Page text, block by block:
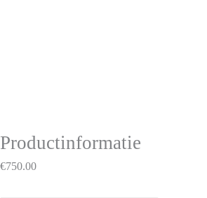
Productinformatie
€750.00